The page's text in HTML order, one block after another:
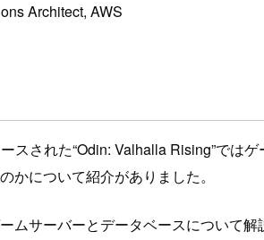
Architect, AWS
スされた“Odin: Valhalla Rising”では
かについて紹介がありました。
ムサーバーとデータベースについて